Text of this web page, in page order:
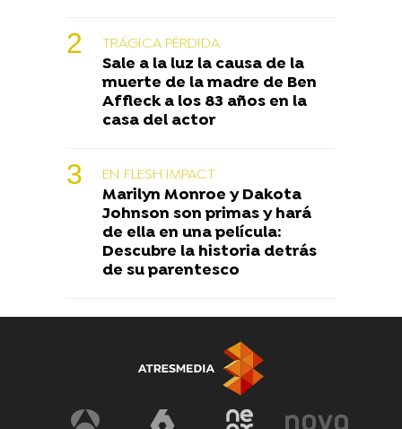
TRÁGICA PÉRDIDA
Sale a la luz la causa de la
muerte de la madre de Ben
Affleck a los 83 años en la
casa del actor
EN FLESH IMPACT
Marilyn Monroe y Dakota
Johnson son primas y hará
de ella en una película:
Descubre la historia detrás
de su parentesco